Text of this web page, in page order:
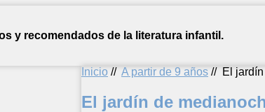
y recomendados de la literatura infantil.
Inicio // A partir de 9 años // El
El jardín de